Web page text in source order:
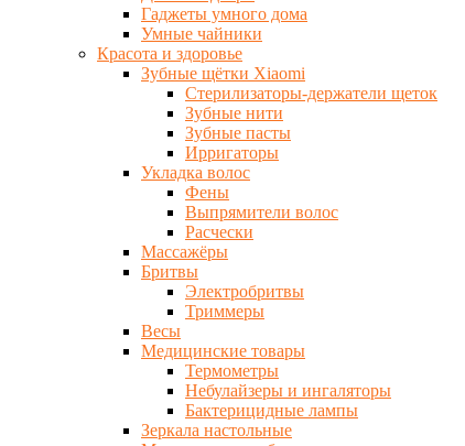
Гаджеты умного дома
Умные чайники
Красота и здоровье
Зубные щётки Xiaomi
Стерилизаторы-держатели щеток
Зубные нити
Зубные пасты
Ирригаторы
Укладка волос
Фены
Выпрямители волос
Расчески
Массажёры
Бритвы
Электробритвы
Триммеры
Весы
Медицинские товары
Термометры
Небулайзеры и ингаляторы
Бактерицидные лампы
Зеркала настольные